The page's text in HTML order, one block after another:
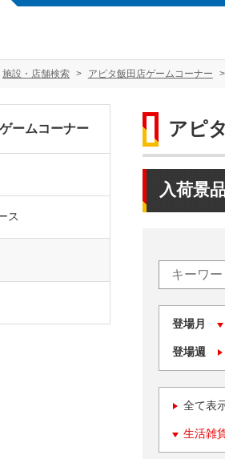
施設・店舗検索 アピタ飯田店ゲームコーナー
アピ
入荷景
登場月
登場週
全て表
生活雑
ームコーナー
ス